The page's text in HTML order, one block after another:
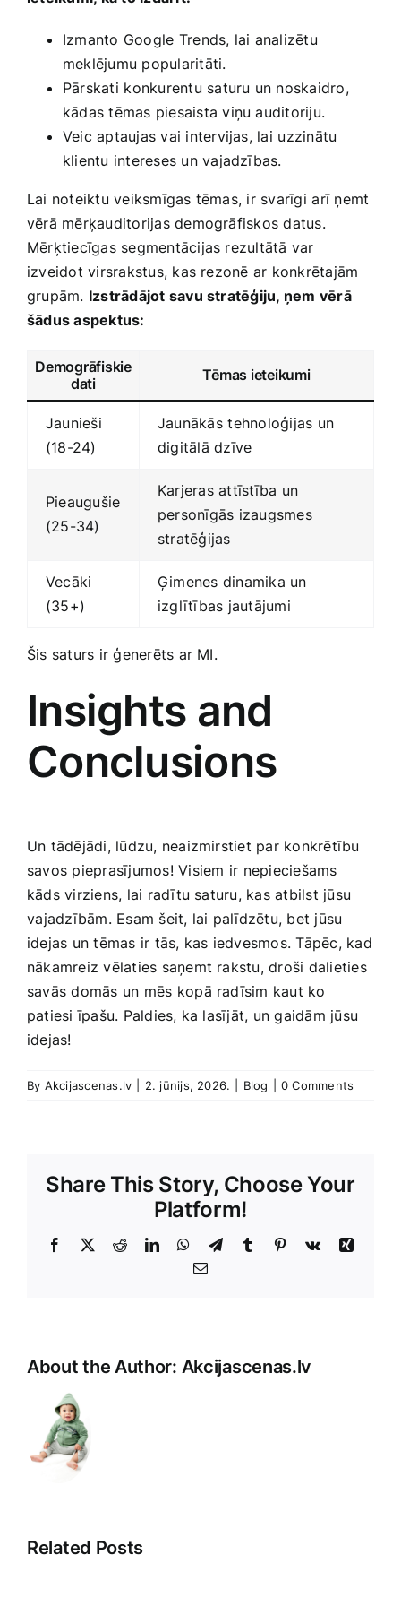
Izmanto Google⁣ Trends, lai analizētu
meklējumu popularitāti.
Pārskati ⁣konkurentu saturu un​ noskaidro,
kādas tēmas piesaista viņu auditoriju.
Veic aptaujas vai intervijas, lai⁤ uzzinātu
klientu intereses un vajadzības.
Lai noteiktu veiksmīgas tēmas, ir svarīgi ⁣arī ņemt
vērā mērķauditorijas demogrāfiskos datus.
Mērķtiecīgas segmentācijas rezultātā var
izveidot virsrakstus, kas rezonē ar ​konkrētajām
grupām. Izstrādājot savu stratēģiju, ņem vērā
šādus aspektus:
Demogrāfiskie
dati
Tēmas ieteikumi
Jaunieši
(18-24)
Jaunākās⁣ tehnoloģijas⁣ un
digitālā dzīve
Pieaugušie
(25-34)
Karjeras attīstība un
personīgās izaugsmes⁢
stratēģijas
Vecāki
(35+)
Ģimenes dinamika un ​
izglītības jautājumi
Šis saturs ir ģenerēts ar MI.
Insights and
Conclusions
Un tādējādi, lūdzu, neaizmirstiet par konkrētību​
savos pieprasījumos! Visiem ⁤ir nepieciešams
kāds virziens, lai radītu saturu, ‍kas atbilst jūsu
⁢vajadzībām. Esam šeit, lai palīdzētu, bet jūsu
idejas un tēmas‌ ir tās, kas iedvesmos. Tāpēc, kad
nākamreiz vēlaties saņemt rakstu, droši dalieties ​
savās domās un⁣ mēs‌ kopā radīsim kaut ko
patiesi īpašu. Paldies, ka lasījāt, un gaidām jūsu
idejas!
By Akcijascenas.lv 2. jūnijs, 2026. Blog 0 Comments
Share This Story, Choose Your
Platform!
Facebook
X RedditLinkedInWhatsApp
TelegramTumblr Pinterest
Vk
Xing
E-
About the Author: Akcijascenas.lv
Related Posts